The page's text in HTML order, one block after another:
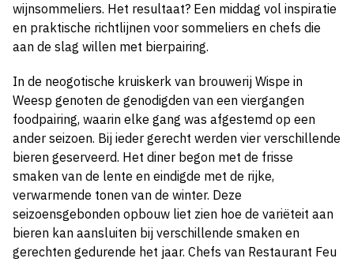
wijnsommeliers. Het resultaat? Een middag vol inspiratie
en praktische richtlijnen voor sommeliers en chefs die
aan de slag willen met bierpairing.
In de neogotische kruiskerk van brouwerij Wispe in
Weesp genoten de genodigden van een viergangen
foodpairing, waarin elke gang was afgestemd op een
ander seizoen. Bij ieder gerecht werden vier verschillende
bieren geserveerd. Het diner begon met de frisse
smaken van de lente en eindigde met de rijke,
verwarmende tonen van de winter. Deze
seizoensgebonden opbouw liet zien hoe de variëteit aan
bieren kan aansluiten bij verschillende smaken en
gerechten gedurende het jaar. Chefs van Restaurant Feu